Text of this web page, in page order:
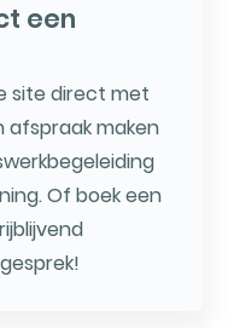
een
site direct met
maken
Of boek een